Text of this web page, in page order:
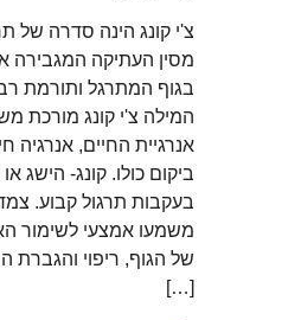
צ'י קונג הינה סדרה של
מסין העתיקה המגבירה
בגוף המתרגל ותורמת
המילה צ'י קונג מורכת
אנרגיית החיים, אנרגיה
ביקום כולו. קונג- הישג
בעקבות תרגול קבוע.
משמעו אמצעי לשימור
של הגוף, ריפוי והגברת
[…]